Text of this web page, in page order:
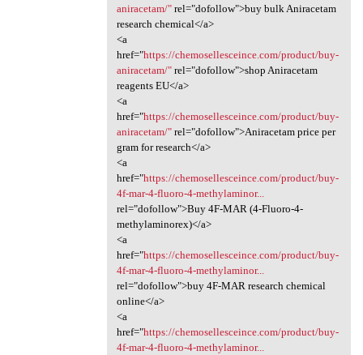
aniracetam/"rel="dofollow">buy bulk Aniracetam
research chemical</a>
<a
href="https://chemosellesceince.com/product/buy-
aniracetam/"rel="dofollow">shop Aniracetam
reagents EU</a>
<a
href="https://chemosellesceince.com/product/buy-
aniracetam/"rel="dofollow">Aniracetam price per
gram for research</a>
<a
href="https://chemosellesceince.com/product/buy-
4f-mar-4-fluoro-4-methylaminor...
rel="dofollow">Buy 4F-MAR (4-Fluoro-4-
methylaminorex)</a>
<a
href="https://chemosellesceince.com/product/buy-
4f-mar-4-fluoro-4-methylaminor...
rel="dofollow">buy 4F-MAR research chemical
online</a>
<a
href="https://chemosellesceince.com/product/buy-
4f-mar-4-fluoro-4-methylaminor...